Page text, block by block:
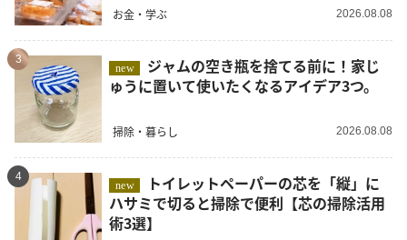
お金・学ぶ 2026.08.08
3
new
ゅうに置いて使いたくなるアイデア3つ。
掃除・暮らし 2026.08.08
4
new
ハサミで切ると掃除で便利【芯の掃除活用
術3選】